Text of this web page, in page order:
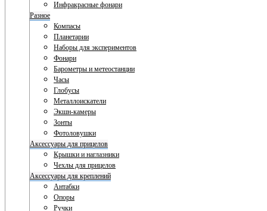
Инфракрасные фонари
Разное
Компасы
Планетарии
Наборы для экспериментов
Фонари
Барометры и метеостанции
Часы
Глобусы
Металлоискатели
Экшн-камеры
Зонты
Фотоловушки
Аксессуары для прицелов
Крышки и наглазники
Чехлы для прицелов
Аксессуары для креплений
Антабки
Опоры
Ручки